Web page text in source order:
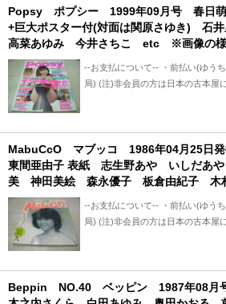
用、日・祭日かかる場合は 祭日
追跡番号は発送前にお知らせ致しま
配送状況確認できます。 --保管期
後、5日間保管しています。 5日間
いです。 5日過ぎましても手続き頂
ものとご理解/ご了承のうえ、 購入
--送料について-- ・レターパック
り+保証なし+ポスト投函 ・レタ
・クロネコ便 送料は地方により変
に送料記載あり) ※曜日・時間指定
+クロネコ営業所留め置き可能で
認後、2～3日以内で発送致します
用、日・祭日かかる場合は 祭日
追跡番号は発送前にお知らせ致し
配送状況確認できます。 --保管期
後、5日間保管しています。 5日間
いです。 5日過ぎましても手続き頂
Popsy ポプシー 1999年09月号 春日萌
+巨大ポスター付(対面は関原さゆき)
高菜あゆみ 今井さちこ etc ※画像の様
メクレ移り出ています。
--お支払について-- ・前払い(ゆう
局) (注)非会員の方は日本の古本屋
決済利用出来ないと思います。 非
「振込み」または「代金引換」で
て-- 中古品ですので痛み (傷/汚れ/
ものとご理解/ご了承のうえ、 購入
--送料について-- ・レターパック
り+保証なし+ポスト投函 ・レタ
・クロネコ便 送料は地方により変
に送料記載あり) ※曜日・時間指定
+クロネコ営業所留め置き可能で
認後、2～3日以内で発送致します
用、日・祭日かかる場合は 祭日
MabuCcO マブッコ 1986年04月25日
東間亜由子 表紙 志生野あや いしだあ
美 神田美絵 森永優子 板倉由紀子 木
り 富永留利子 観世柴穂香 神田智美
田代佐知子 風見あかね 宝生桜子 星野
--お支払について-- ・前払い(ゆう
局) (注)非会員の方は日本の古本屋
決済利用出来ないと思います。 非
「振込み」または「代金引換」で
て-- 中古品ですので痛み (傷/汚れ/
ものとご理解/ご了承のうえ、 購入
--送料について-- ・レターパック
Beppin NO.40 ベッピン 1987年08月